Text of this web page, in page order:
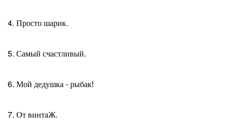
4. Просто шарик.
5. Самый счастливый.
6. Мой дедушка - рыбак!
7. От винтаЖ.